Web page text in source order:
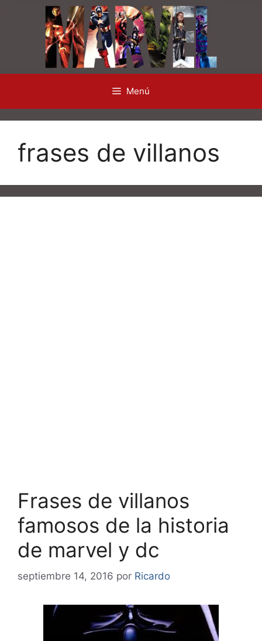
contenido
Menú
frases de villanos
Frases de villanos
famosos de la historia
de marvel y dc
septiembre 14, 2016 por Ricardo